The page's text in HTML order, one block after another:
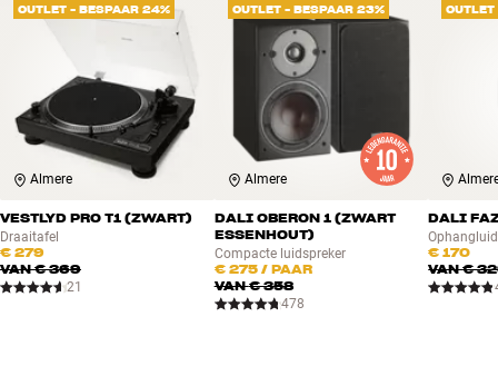
OUTLET - BESPAAR 24%
Almere
VESTLYD PRO T1 (ZWART)
Draaitafel
€ 279
VAN€ 369
21
OUTLET - BESPAAR 23%
Almere
DALI OBERON 1 (ZWART
ESSENHOUT)
Compacte luidspreker
€ 275/ PAAR
VAN€ 358
478
DALI
€ 170
VAN€